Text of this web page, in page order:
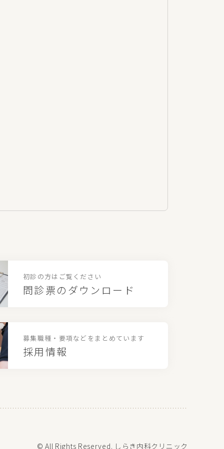
初診の方はご覧ください
問診票のダウンロード
募集職種・要項などを まとめています
採用情報
© All Rights Reserved. しらき内科クリニック